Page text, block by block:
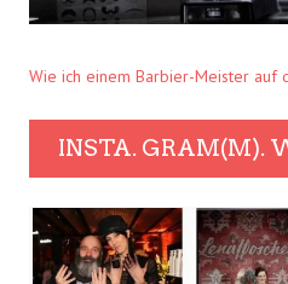
Wie ich einem Barbier-Meister auf
INSTA. GRAM(M).